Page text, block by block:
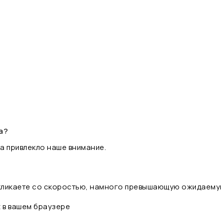
привлекло наше внимание.
со скоростью, намного превышающую
вашем браузере